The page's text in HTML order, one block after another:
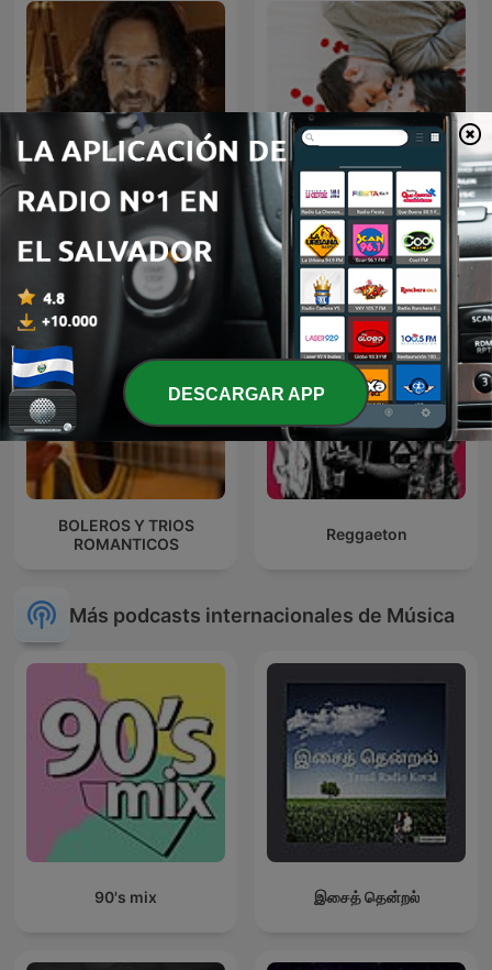
MARCO ANTONIO SOLIS
EN NOCHE DE ROMANCE
Baladas Pop
BOLEROS Y TRIOS
ROMANTICOS
Reggaeton
Más podcasts internacionales de Música
90's mix இசைத் தென்றல்
DESCARGAR APP